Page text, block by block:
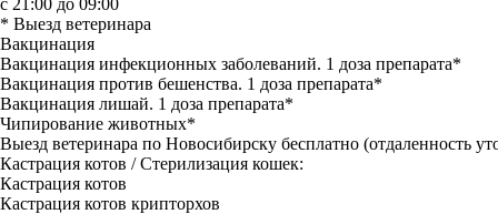
с 21:00 до 09:00
* Выезд ветеринара
Вакцинация
Вакцинация инфекционных заболеваний. 1 доза препарата*
Вакцинация против бешенства. 1 доза препарата*
Вакцинация лишай. 1 доза препарата*
Чипирование животных*
Выезд ветеринара по Новосибирску бесплатно (отдаленность
Кастрация котов / Стерилизация кошек:
Кастрация котов
Кастрация котов крипторхов